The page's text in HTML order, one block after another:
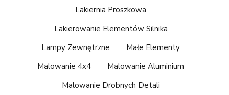
Lakiernia Proszkowa
Lakierowanie Elementów Silnika
Lampy Zewnętrzne
Małe Elementy
Malowanie 4x4
Malowanie Aluminium
Malowanie Drobnych Detali